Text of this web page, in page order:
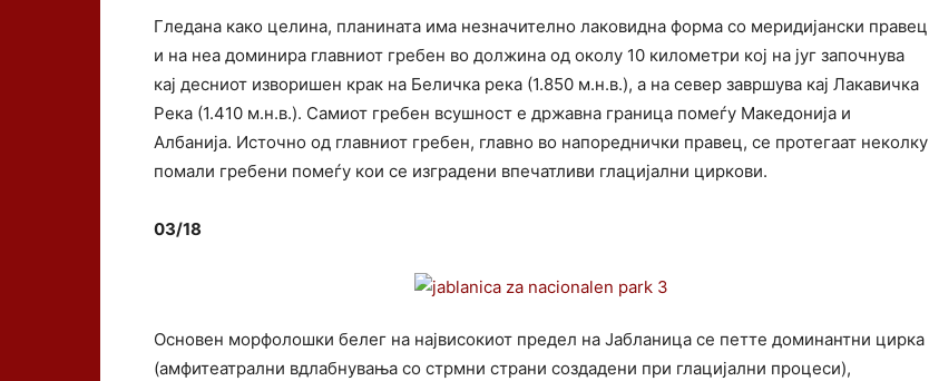
Гледана како целина, планината има незначително лаковидна форма со меридијански правец
и на неа доминира главниот гребен во должина од околу 10 километри кој на југ започнува
кај десниот изворишен крак на Беличка река (1.850 м.н.в.), а на север завршува кај Лакавичка
Река (1.410 м.н.в.). Самиот гребен всушност е државна граница помеѓу Македонија и
Албанија. Источно од главниот гребен, главно во напореднички правец, се протегаат неколку
помали гребени помеѓу кои се изградени впечатливи глацијални циркови.
03/18
Основен морфолошки белег на највисокиот предел на Јабланица се петте доминантни цирка
(амфитеатрални вдлабнувања со стрмни страни создадени при глацијални процеси),